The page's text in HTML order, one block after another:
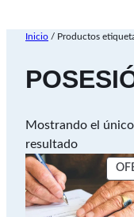
Inicio / Productos
Mostrando el único
resultado